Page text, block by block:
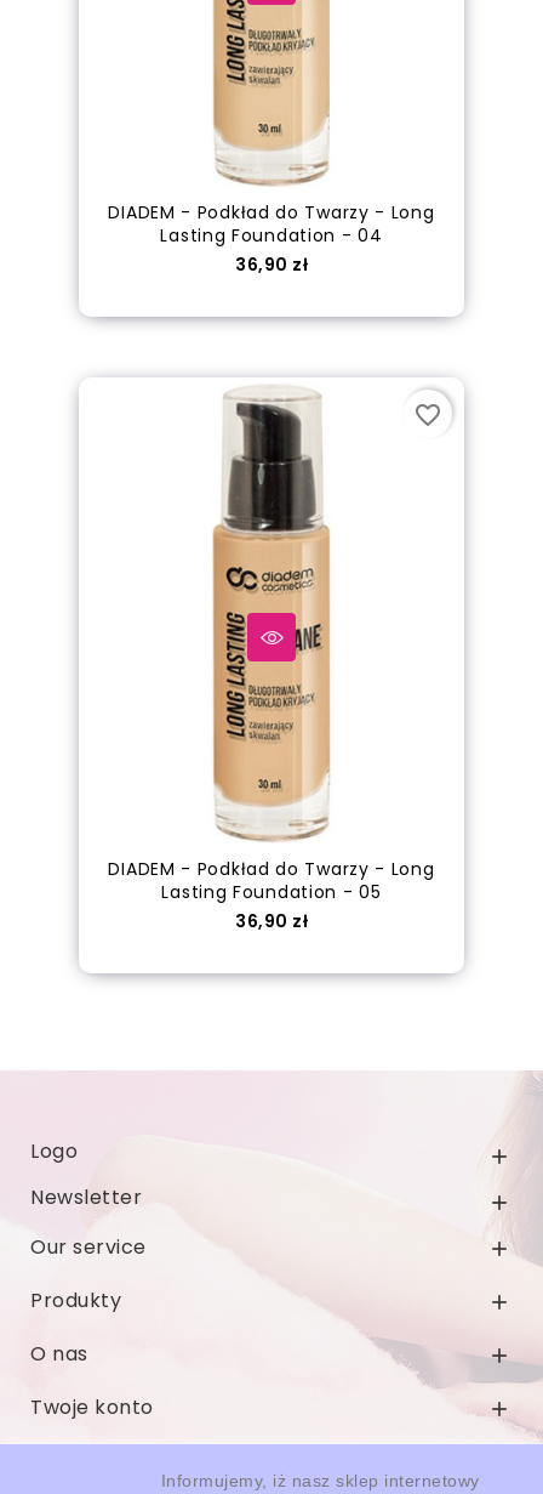
DIADEM - Podkład do Twarzy - Long
Lasting Foundation - 04
Cena
36,90 zł
DIADEM - Podkład do Twarzy - Long
Lasting Foundation - 05
Cena
36,90 zł
favorite_border
Logo 
Newsletter 
Our service 
Produkty 
O nas 
Twoje konto 
Informujemy, iż nasz sklep internetowy